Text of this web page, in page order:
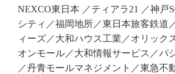
NEXCO東日本 ／ティアラ21 ／神戸
シティ／福岡地所／東日本旅客鉄道
ィーズ／大和ハウス工業／オリック
オンモール／大和情報サービス／パ
／丹青モールマネジメント／東急不